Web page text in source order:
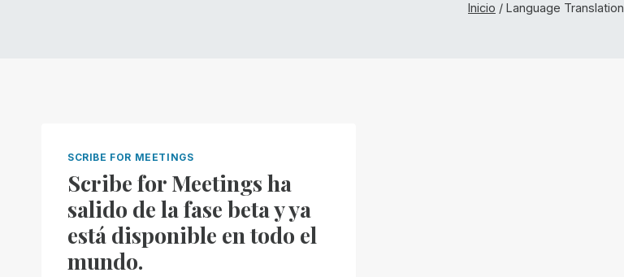
Inicio / Language Translation
SCRIBE FOR MEETINGS
Scribe for Meetings ha
salido de la fase beta y ya
está disponible en todo el
mundo.